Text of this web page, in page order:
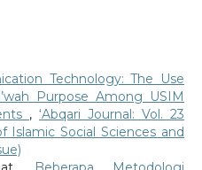
Technology: The Use
Purpose Among USIM
,‘Abqari Journal: Vol. 23
Islamic Social Sciences and